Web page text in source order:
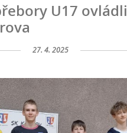
U17 ovládli
27. 4. 2025